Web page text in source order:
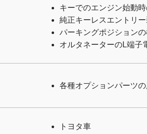
キーでのエンジン始動
純正キーレスエントリ
パーキングポジション
オルタネーターのL端子
各種オプションパーツ
トヨタ車